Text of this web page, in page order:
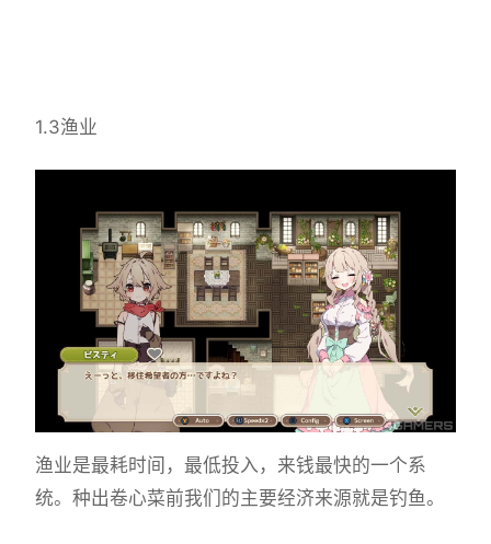
1.3渔业
渔业是最耗时间，最低投入，来钱最快的一个系
统。种出卷心菜前我们的主要经济来源就是钓鱼。